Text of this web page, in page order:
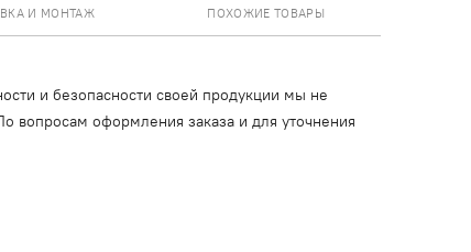
И МОНТАЖ ПОХОЖИЕ ТОВАРЫ
и безопасности своей продукции мы не
вопросам оформления заказа и для уточнения